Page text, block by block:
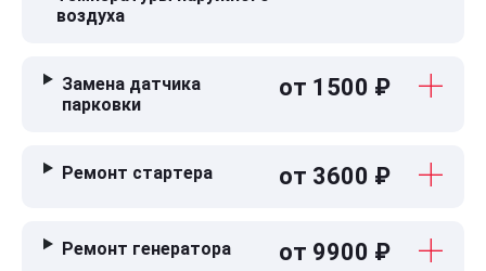
воздуха
Замена датчика
парковки
от 1500 ₽
Ремонт стартера от 3600 ₽
Ремонт генератора от 9900 ₽